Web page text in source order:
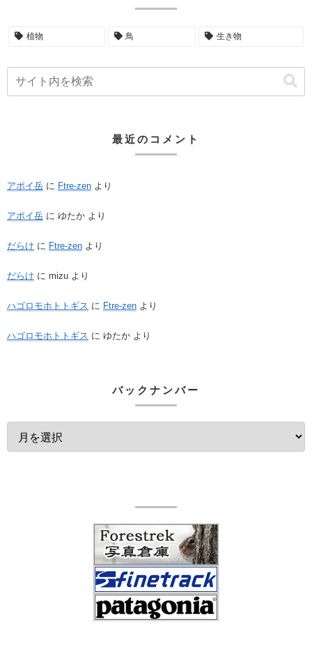
植物 鳥 生き物
最近のコメント
アポイ岳 に Ftre-zen より
アポイ岳 に ゆたか より
だらけ に Ftre-zen より
だらけ に mizu より
ハゴロモホトトギス に Ftre-zen より
ハゴロモホトトギス に ゆたか より
バックナンバー